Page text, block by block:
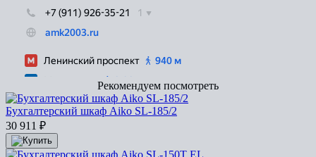
Рекомендуем посмотреть
Бухгалтерский шкаф Aiko SL-185/2
30 911 ₽